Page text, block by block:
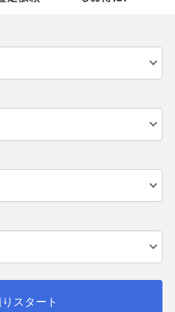
りスタート